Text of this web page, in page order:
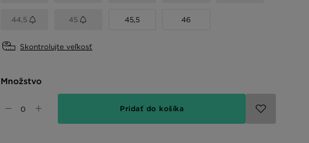
44,5 45 45,5 46
Skontrolujte veľkosť
Množstvo
Pridať do košíka